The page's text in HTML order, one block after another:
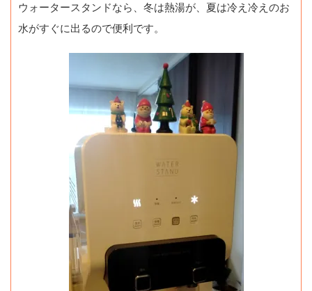
ウォータースタンドなら、冬は熱湯が、夏は冷え冷えのお
水がすぐに出るので便利です。